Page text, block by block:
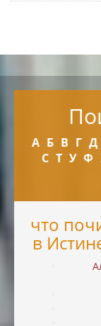
А Б В Г Д
С Т У Ф
что
в